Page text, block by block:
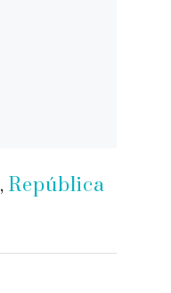
, República